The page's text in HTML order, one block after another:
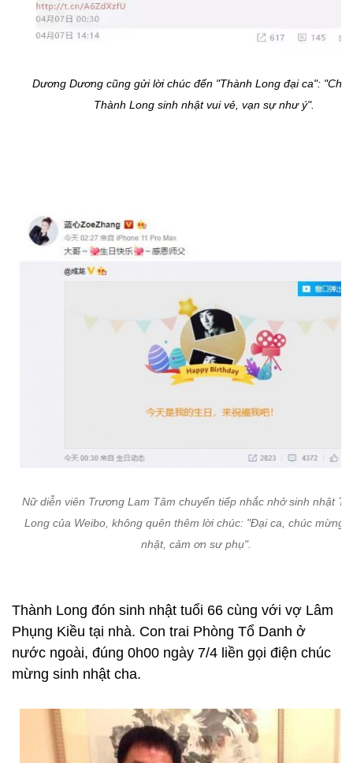
Dương Dương cũng gửi lời chúc đến "Thành Long đại ca":
Thành Long sinh nhật vui vẻ, vạn sự như ý".
Nữ diễn viên Trương Lam Tâm chuyển tiếp nhắc nhở sinh nhật
Long của Weibo, không quên thêm lời chúc: "Đại ca, chúc mừng
nhật, cảm ơn sư phụ".
Thành Long đón sinh nhật tuổi 66 cùng với vợ Lâm
Phụng Kiều tại nhà. Con trai Phòng Tổ Danh ở
nước ngoài, đúng 0h00 ngày 7/4 liền gọi điện chúc
mừng sinh nhật cha.